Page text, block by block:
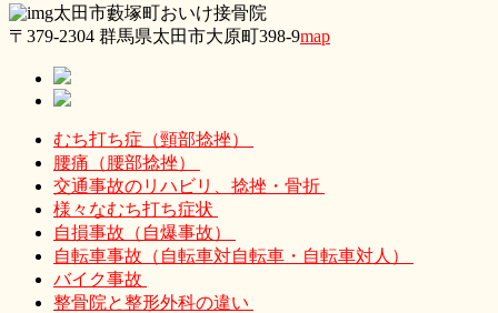
太田市藪塚町おいけ接骨院
〒379-2304 群馬県太田市大原町398-9map
むち打ち症（頸部捻挫）
腰痛（腰部捻挫）
交通事故のリハビリ、捻挫・骨折
様々なむち打ち症状
自損事故（自爆事故）
自転車事故（自転車対自転車・自転車対人）
バイク事故
整骨院と整形外科の違い